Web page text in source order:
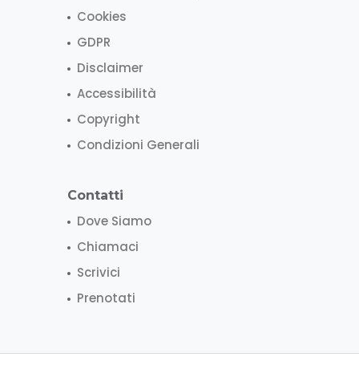
Cookies
GDPR
Disclaimer
Accessibilità
Copyright
Condizioni Generali
Contatti
Dove Siamo
Chiamaci
Scrivici
Prenotati